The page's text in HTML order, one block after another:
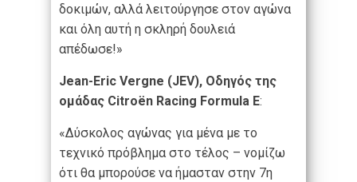
δοκιμών, αλλά λειτούργησε στον αγώνα
και όλη αυτή η σκληρή δουλειά
απέδωσε!»
Jean-Eric Vergne (JEV), Οδηγός της
ομάδας Citroën Racing Formula E:
«Δύσκολος αγώνας για μένα με το
τεχνικό πρόβλημα στο τέλος – νομίζω
ότι θα μπορούσε να ήμασταν στην 7η